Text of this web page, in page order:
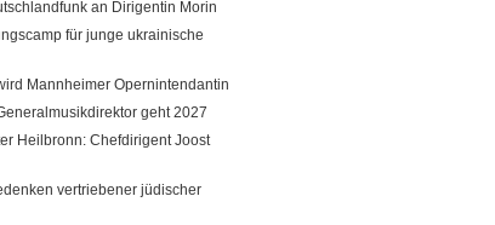
an Dirigentin Morin
für junge ukrainische
Mannheimer Opernintendantin
geht 2027
Heilbronn: Chefdirigent Joost
vertriebener jüdischer